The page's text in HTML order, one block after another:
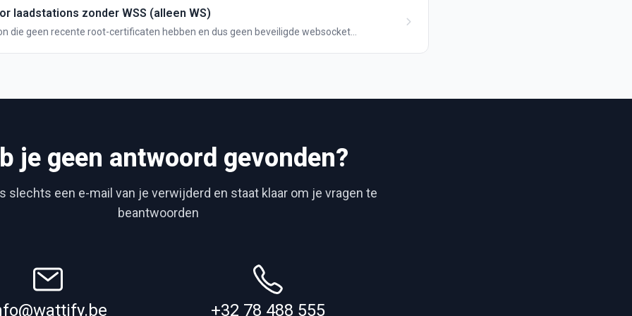
laadstations zonder WSS (alleen WS)
die geen recente root-certificaten hebben en dus geen beveiligde websocket
je geen antwoord gevonden?
slechts een e-mail van je verwijderd en staat klaar om je vragen te
beantwoorden
+32 78 488 555